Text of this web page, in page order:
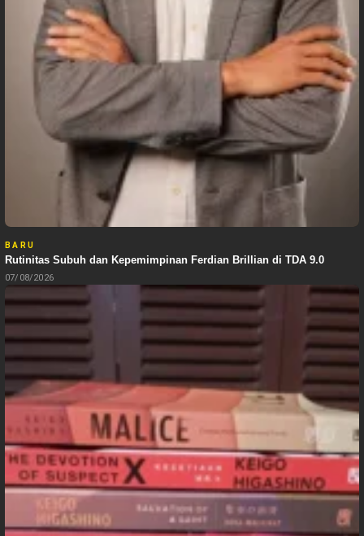
BARU
Rutinitas Subuh dan Kepemimpinan Ferdian Brillian di TDA 9.0
07/08/2026